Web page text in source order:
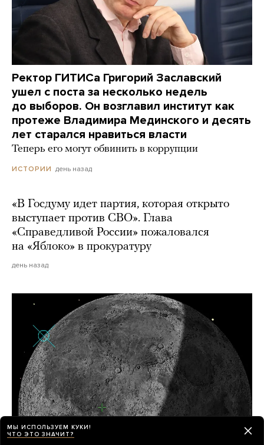
Ректор ГИТИСа Григорий Заславский
ушел с поста за несколько недель
до выборов. Он возглавил институт как
протеже Владимира Мединского и десять
лет старался нравиться власти
Теперь его могут обвинить в коррупции
ИСТОРИИ день назад
«В Госдуму идет партия, которая открыто
выступает против СВО». Глава
«Справедливой России» пожаловался
на «Яблоко» в прокуратуру
день назад
МЫ ИСПОЛЬЗУЕМ КУКИ!
ЧТО ЭТО ЗНАЧИТ?